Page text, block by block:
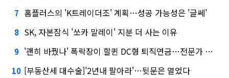
7 홈플러스의 'K트레이더조' 계획…성공 가능성은 '글쎄'
8 SK, 자본잠식 '쏘카 말레이' 지분 더 사는 이유
9 '괜히 바꿨나' 폭락장이 할퀸 DC형 퇴직연금…전문가 조언은
10 [부동산세 대수술]'2년내 팔아라'…뒷문은 열었다